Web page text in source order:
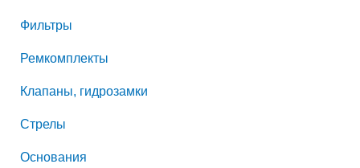
Фильтры
Ремкомплекты
Клапаны, гидрозамки
Стрелы
Основания